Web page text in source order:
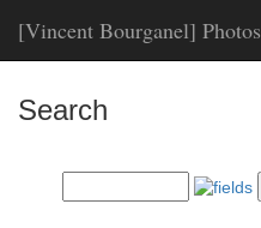
[Vincent Bourganel] Photos
Search